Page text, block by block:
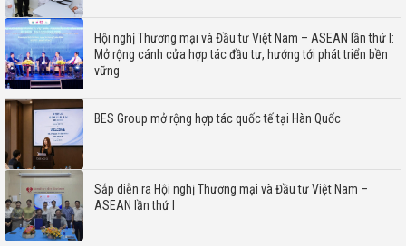
Hội nghị Thương mại và Đầu tư Việt Nam – ASEAN lần thứ I:
Mở rộng cánh cửa hợp tác đầu tư, hướng tới phát triển bền
vững
BES Group mở rộng hợp tác quốc tế tại Hàn Quốc
Sắp diễn ra Hội nghị Thương mại và Đầu tư Việt Nam –
ASEAN lần thứ I